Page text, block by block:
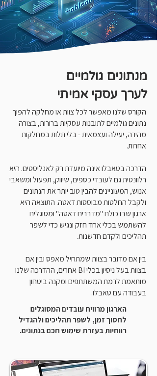
מנתונים גולמיים
לערך עסקי אמיתי
הקורס שלנו מאפשר לכל צוות או מחלקה להפוך
נתונים גולמיים לתובנות עסקיות ברורות, בצורה
מהירה, יעילה ועצמאית - בלי תלות במחלקות
אחרות.
הדרכה בטאבלו אינה מיועדת רק לאנליסטים. היא
רלוונטית גם לעובדי כספים, שיווק, תפעול ומשאבי
אנוש, המעוניינים להבין טוב יותר את הנתונים
ולקבל החלטות מבוססות דאטה. התוצאה היא
ארגון שבו כולם "מדברים דאטה" ומסוגלים
להשתמש בכלי אחד חזק ונגיש כדי לשפר
תהליכים ולקדם חדשנות.
בין אם מדובר בצוות שמתחיל מאפס ובין אם
בצוות בעל ניסיון בכלי BI אחרים, ההדרכה שלנו
מותאמת לרמת המשתתפים ומקנה ביטחון
בעבודה עם טאבלו.
הארגון מרוויח עובדים המסוגלים
לחסוך זמן, לשפר תהליכיםולהגדיל
רווחיות בעזרת שימוש חכם בנתונים.